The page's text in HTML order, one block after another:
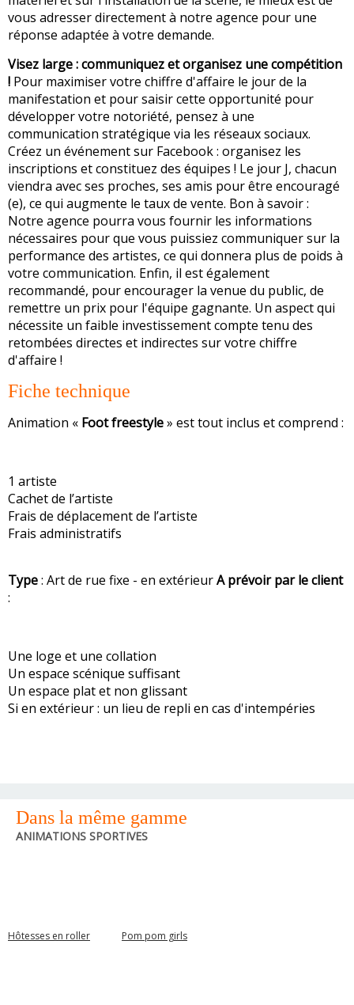
vous adresser directement à notre agence pour une
réponse adaptée à votre demande.
Visez large : communiquez et organisez une compétition
! Pour maximiser votre chiffre d'affaire le jour de la
manifestation et pour saisir cette opportunité pour
développer votre notoriété, pensez à une
communication stratégique via les réseaux sociaux.
Créez un événement sur Facebook : organisez les
inscriptions et constituez des équipes ! Le jour J, chacun
viendra avec ses proches, ses amis pour être encouragé
(e), ce qui augmente le taux de vente. Bon à savoir :
Notre agence pourra vous fournir les informations
nécessaires pour que vous puissiez communiquer sur la
performance des artistes, ce qui donnera plus de poids à
votre communication. Enfin, il est également
recommandé, pour encourager la venue du public, de
remettre un prix pour l'équipe gagnante. Un aspect qui
nécessite un faible investissement compte tenu des
retombées directes et indirectes sur votre chiffre
d'affaire !
Fiche technique
Animation « Foot freestyle» est tout inclus et comprend :
1 artiste
Cachet de l’artiste
Frais de déplacement de l’artiste
Frais administratifs
Type: Art de rue fixe - en extérieurA prévoir par le client
:
Une loge et une collation
Un espace scénique suffisant
Un espace plat et non glissant
Si en extérieur : un lieu de repli en cas d'intempéries
Dans la même gamme
ANIMATIONS SPORTIVES
Hôtesses en roller Pom pom girls